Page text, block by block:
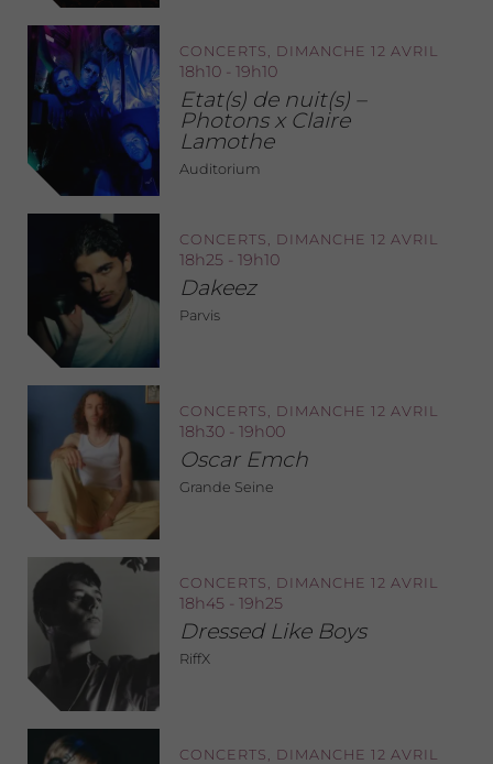
CONCERTS, DIMANCHE 12 AVRIL
18h10 - 19h10
Etat(s) de nuit(s) –
Photons x Claire
Lamothe
Auditorium
CONCERTS, DIMANCHE 12 AVRIL
18h25 - 19h10
Dakeez
Parvis
CONCERTS, DIMANCHE 12 AVRIL
18h30 - 19h00
Oscar Emch
Grande Seine
CONCERTS, DIMANCHE 12 AVRIL
18h45 - 19h25
Dressed Like Boys
RiffX
CONCERTS, DIMANCHE 12 AVRIL